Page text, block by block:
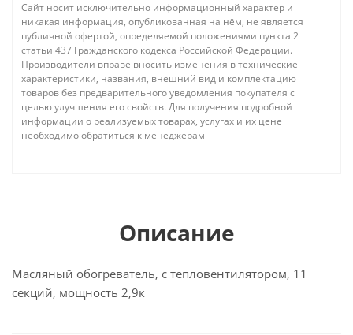
Сайт носит исключительно информационный характер и
никакая информация, опубликованная на нём, не является
публичной офертой, определяемой положениями пункта 2
статьи 437 Гражданского кодекса Российской Федерации.
Производители вправе вносить изменения в технические
характеристики, названия, внешний вид и комплектацию
товаров без предварительного уведомления покупателя с
целью улучшения его свойств. Для получения подробной
информации о реализуемых товарах, услугах и их цене
необходимо обратиться к менеджерам
Описание
Масляный обогреватель, с тепловентилятором, 11
секций, мощность 2,9к